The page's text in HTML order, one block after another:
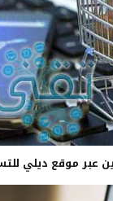
عبر موقع ديلي